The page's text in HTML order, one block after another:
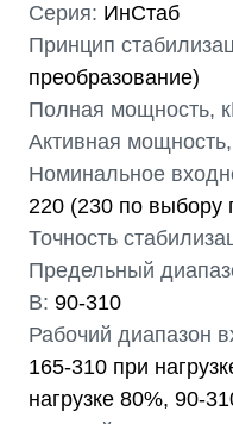
Серия: ИнСтаб
Принцип
преобразование)
Полная мощность,
Активная мощность,
Номинальное
220 (230 по выбору
Точность
Предельный
В: 90-310
Рабочий диапазон
165-310 при
нагрузке 80%, 90-